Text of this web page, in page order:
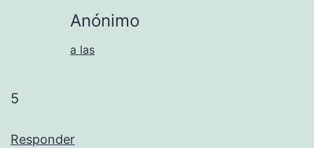
Anónimo
a las
5
Responder